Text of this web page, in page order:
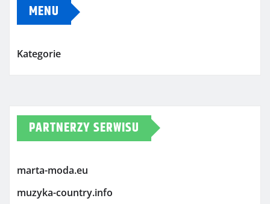
MENU
Kategorie
PARTNERZY SERWISU
marta-moda.eu
muzyka-country.info